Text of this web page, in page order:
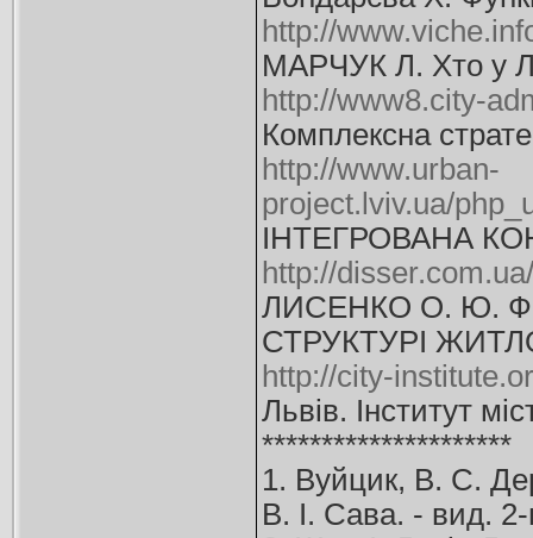
http://
МАРЧУК Л. Хто у
http://www8.city-
Комплексна
http://www.urban-
project.lviv.ua/
ІНТЕГРОВАНА
http://
ЛИСЕНКО О. Ю.
СТРУКТУРІ
http://city-
Львів. Інститут
*********************
1. Вуйцик, В. С.
В. І. Сава. - вид.